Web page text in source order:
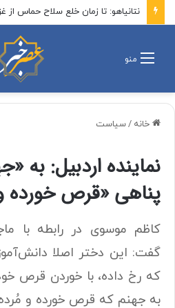
منو
خانه /سیاست
نماینده اردبیل: به
پناهی «قرص خورده
کاظم موسوی در رابطه با
گفت: این دختر اصلا
که رخ داده، با خوردن قرص
به جهنم که قرص خورده و